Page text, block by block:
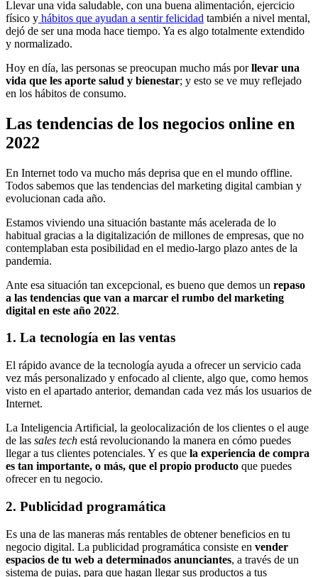
Llevar una vida saludable, con una buena alimentación, ejercicio
físico y hábitos que ayudan a sentir felicidad también a nivel mental,
dejó de ser una moda hace tiempo. Ya es algo totalmente extendido
y normalizado.
Hoy en día, las personas se preocupan mucho más porllevar una
vida que les aporte salud y bienestar; y esto se ve muy reflejado
en los hábitos de consumo.
Las tendencias de los negocios online en
2022
En Internet todo va mucho más deprisa que en el mundo offline.
Todos sabemos que las tendencias del marketing digital cambian y
evolucionan cada año.
Estamos viviendo una situación bastante más acelerada de lo
habitual gracias a la digitalización de millones de empresas, que no
contemplaban esta posibilidad en el medio-largo plazo antes de la
pandemia.
Ante esa situación tan excepcional, es bueno que demos un repaso
a las tendencias que van a marcar el rumbo del marketing
digital en este año 2022.
1. La tecnología en las ventas
El rápido avance de la tecnología ayuda a ofrecer un servicio cada
vez más personalizado y enfocado al cliente, algo que, como hemos
visto en el apartado anterior, demandan cada vez más los usuarios de
Internet.
La Inteligencia Artificial, la geolocalización de los clientes o el auge
de las sales tech está revolucionando la manera en cómo puedes
llegar a tus clientes potenciales. Y es que la experiencia de compra
es tan importante, o más, que el propio producto que puedes
ofrecer en tu negocio.
2. Publicidad programática
Es una de las maneras más rentables de obtener beneficios en tu
negocio digital. La publicidad programática consiste en vender
espacios de tu web a determinados anunciantes, a través de un
sistema de pujas, para que hagan llegar sus productos a tus